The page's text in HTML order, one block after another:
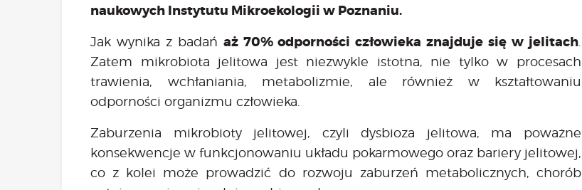
naukowych Instytutu Mikroekologii w Poznaniu.
Jak wynika z badań aż 70% odporności człowieka znajduje się w jelitach
Zatem mikrobiota jelitowa jest niezwykle istotna, nie tylko w procesach
trawienia, wchłaniania, metabolizmie, ale również w kształtowaniu
odporności organizmu człowieka.
Zaburzenia mikrobioty jelitowej, czyli dysbioza jelitowa, ma poważne
konsekwencje w funkcjonowaniu układu pokarmowego oraz bariery jelitowej,
co z kolei może prowadzić do rozwoju zaburzeń metabolicznych, chorób